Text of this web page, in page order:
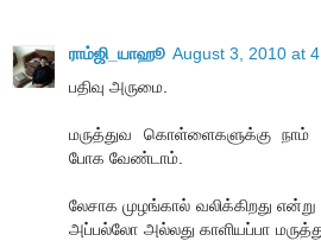
ராம்ஜி_யாஹூ August 3, 2010 at
பதிவு அருமை.
மருத்துவ கொள்ளைகளுக்கு
போக வேண்டாம்.
லேசாக முழங்கால் வலிக்கிறது
அப்பல்லோ அல்லது காளியப்பா